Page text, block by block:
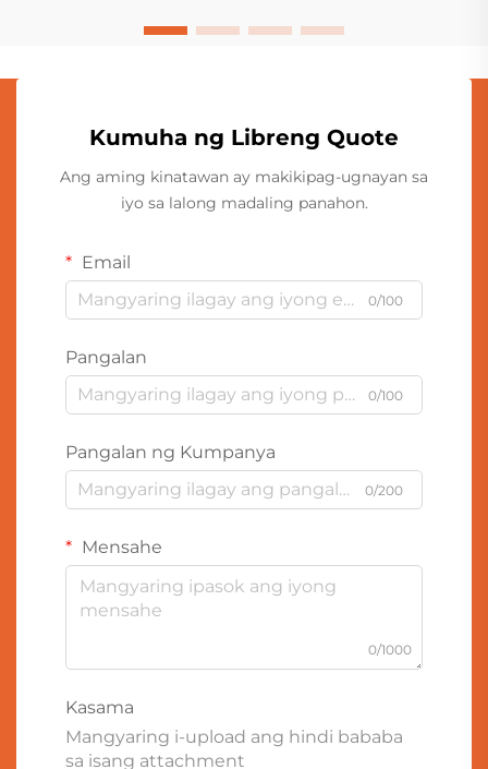
Kumuha ng Libreng Quote
Ang aming kinatawan ay makikipag-ugnayan sa
iyo sa lalong madaling panahon.
Email
0/100
Pangalan
0/100
Pangalan ng Kumpanya
0/200
Mensahe
0/1000
Kasama
Mangyaring i-upload ang hindi bababa
sa isang attachment